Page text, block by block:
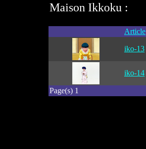
Maison Ikkoku :
Article
iko-13
iko-14
Page(s) 1